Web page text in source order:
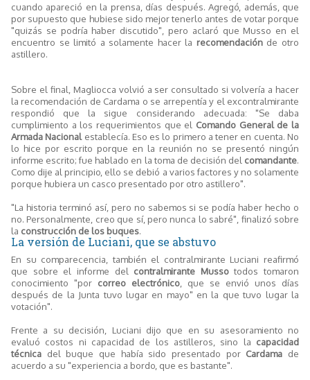
cuando apareció en la prensa, días después. Agregó, además, que
por supuesto que hubiese sido mejor tenerlo antes de votar porque
"quizás se podría haber discutido", pero aclaró que Musso en el
encuentro se limitó a solamente hacer la recomendaciónde otro
astillero.
Sobre el final, Magliocca volvió a ser consultado si volvería a hacer
la recomendación de Cardama o se arrepentía y el excontralmirante
respondió que la sigue considerando adecuada: "Se daba
cumplimiento a los requerimientos que el Comando General de la
Armada Nacionalestablecía. Eso es lo primero a tener en cuenta. No
lo hice por escrito porque en la reunión no se presentó ningún
informe escrito; fue hablado en la toma de decisión del comandante.
Como dije al principio, ello se debió a varios factores y no solamente
porque hubiera un casco presentado por otro astillero".
"La historia terminó así, pero no sabemos si se podía haber hecho o
no. Personalmente, creo que sí, pero nunca lo sabré", finalizó sobre
la construcción de los buques.
La versión de Luciani, que se abstuvo
En su comparecencia, también el contralmirante Luciani reafirmó
que sobre el informe del contralmirante Mussotodos tomaron
conocimiento "por correo electrónico , que se envió unos días
después de la Junta tuvo lugar en mayo" en la que tuvo lugar la
votación".
Frente a su decisión, Luciani dijo que en su asesoramiento no
evaluó costos ni capacidad de los astilleros, sino la capacidad
técnica del buque que había sido presentado por Cardama de
acuerdo a su "experiencia a bordo, que es bastante".